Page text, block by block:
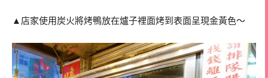
▲店家使用炭火將烤鴨放在爐子裡面烤到表面呈現金黃色～